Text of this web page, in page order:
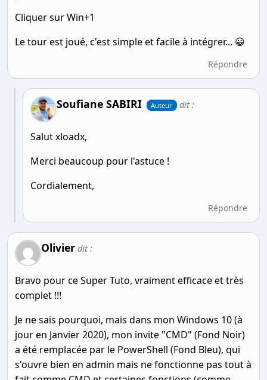
Cliquer sur Win+1
Le tour est joué, c'est simple et facile à intégrer... 😀
Répondre
Soufiane SABIRI Auteur dit :
Salut xloadx,
Merci beaucoup pour l'astuce !
Cordialement,
Répondre
Olivier dit :
Bravo pour ce Super Tuto, vraiment efficace et très
complet !!!
Je ne sais pourquoi, mais dans mon Windows 10 (à
jour en Janvier 2020), mon invite "CMD" (Fond Noir)
a été remplacée par le PowerShell (Fond Bleu), qui
s'ouvre bien en admin mais ne fonctionne pas tout à